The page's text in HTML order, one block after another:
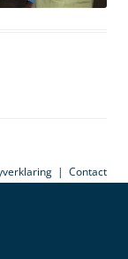
| Contact